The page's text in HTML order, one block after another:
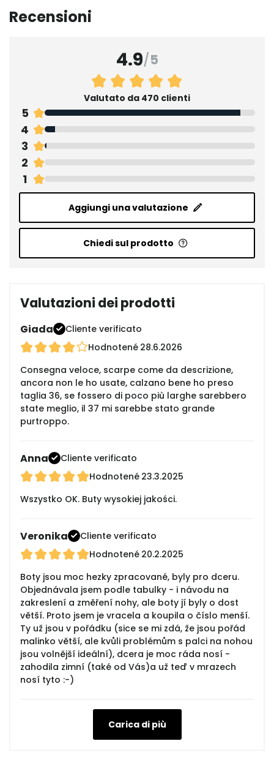
Recensioni
4.9/5
Valutato da 470 clienti
5
4
3
2
1
Aggiungi una valutazione
Chiedi sul prodotto
Valutazioni dei prodotti
Giada
Cliente verificato
Hodnotené 28.6.2026
Consegna veloce, scarpe come da descrizione,
ancora non le ho usate, calzano bene ho preso
taglia 36, se fossero di poco più larghe sarebbero
state meglio, il 37 mi sarebbe stato grande
purtroppo.
Anna
Cliente verificato
Hodnotené 23.3.2025
Wszystko OK. Buty wysokiej jakości.
Veronika
Cliente verificato
Hodnotené 20.2.2025
Boty jsou moc hezky zpracované, byly pro dceru.
Objednávala jsem podle tabulky - i návodu na
zakreslení a změření nohy, ale boty jí byly o dost
větší. Proto jsem je vracela a koupila o číslo menší.
Ty už jsou v pořádku (sice se mi zdá, že jsou pořád
malinko větší, ale kvůli problémům s palci na nohou
jsou volnější ideální), dcera je moc ráda nosí -
zahodila zimní (také od Vás)a už teď v mrazech
nosí tyto :-)
Carica di più